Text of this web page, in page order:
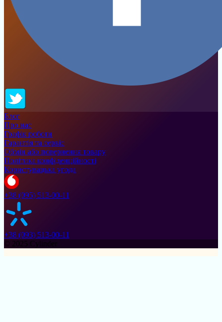
Блог
Про нас
Графік роботи
Гарантія та сервіс
Обмін або повернення товару
Політика конфіденційності
Користувацька угода
+38 (095) 513-00-11
+38 (093) 513-00-11
© 2025 Cylinder